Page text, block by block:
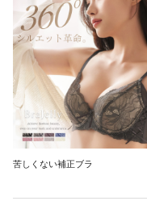
苦しくない補正ブラ